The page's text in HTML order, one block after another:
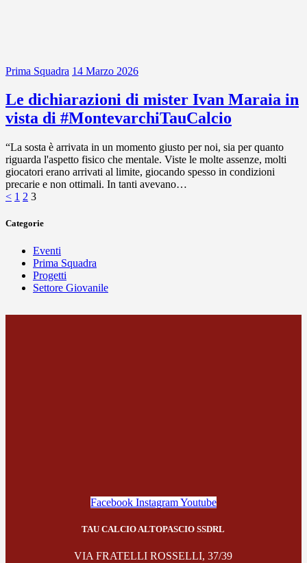
Prima Squadra 14 Marzo 2026
Le dichiarazioni di mister Ivan Maraia in
vista di #MontevarchiTauCalcio
“La sosta è arrivata in un momento giusto per noi, sia per quanto
riguarda l'aspetto fisico che mentale. Viste le molte assenze, molti
giocatori erano arrivati al limite, giocando spesso in condizioni
precarie e non ottimali. In tanti avevano…
Paginazione
degli
< Page
1 Page
2 Page
3
Categorie
Eventi
Prima Squadra
Progetti
Settore Giovanile
Facebook InstagramYoutube
TAU CALCIO ALTOPASCIO SSDRL
VIA FRATELLI ROSSELLI, 37/39